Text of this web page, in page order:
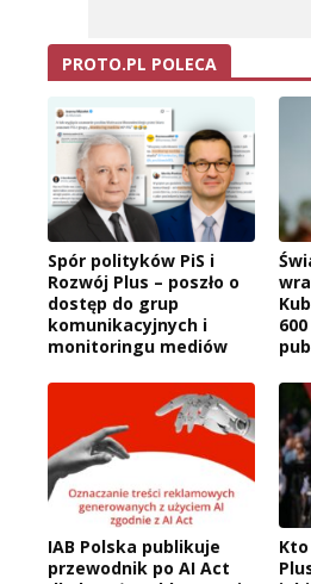
PROTO.PL POLECA
Spór polityków PiS i
Rozwój Plus – poszło o
dostęp do grup
komunikacyjnych i
monitoringu mediów
IAB Polska publikuje
przewodnik po AI Act